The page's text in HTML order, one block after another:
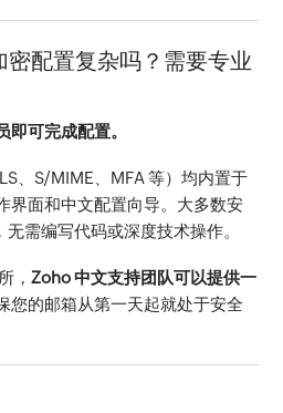
配置复杂吗？需要专业
即可完成配置。
、S/MIME、MFA 等）均内置于
界面和中文配置向导。大多数安
需编写代码或深度技术操作。
，Zoho 中文支持团队可以提供一
您的邮箱从第一天起就处于安全